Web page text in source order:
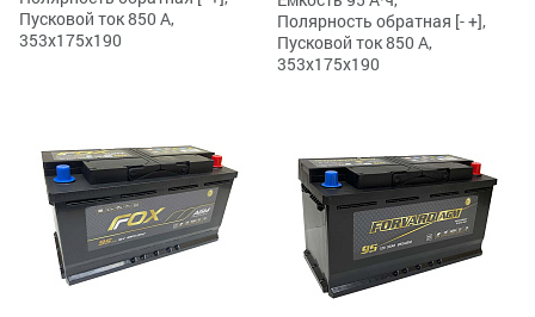
Пусковой ток 850 А,
353x175x190
Полярность обратная [- +],
Пусковой ток 850 А,
353x175x190